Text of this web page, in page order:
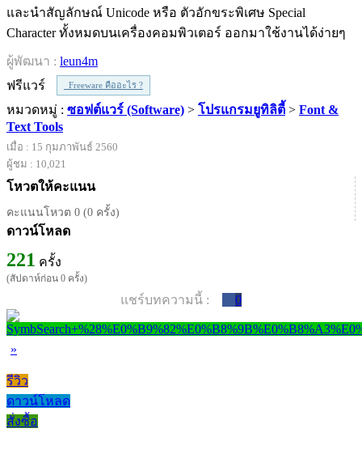
และนำสัญลักษณ์ Unicode หรือ ตัวอักขระพิเศษ Special
Character ทั้งหมดบนเครื่องคอมพิวเตอร์ ออกมาใช้งานได้ง่ายๆ
ผู้พัฒนา : leun4m
ฟรีแวร์
Freeware คืออะไร ?
หมวดหมู่ : ซอฟต์แวร์ (Software) > โปรแกรมยูทิลิตี้ > Font &
Text Tools
เมื่อ : 15 กุมภาพันธ์ 2560
ผู้ชม : 10,021
โหวตให้คะแนน
คะแนนโหวต 0 (0 ครั้ง)
ดาวน์โหลด
221 ครั้ง
(สัปดาห์ก่อน 0 ครั้ง)
แชร์บทความนี้ : 0
»
รีวิว
ดาวน์โหลด
สั่งซื้อ